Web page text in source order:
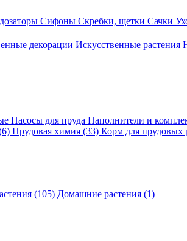
Сифоны Скребки, щетки Сачки
декорации Искусственные растения
Насосы для пруда Наполнители и
Прудовая химия (33) Корм для прудовых
(105) Домашние растения (1)